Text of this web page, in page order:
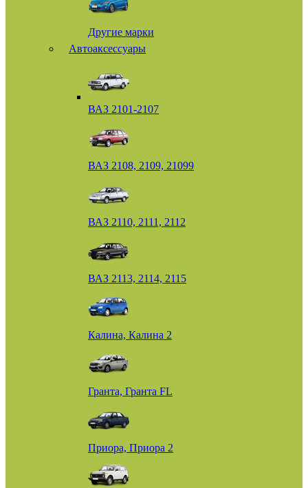
Другие марки
Автоаксессуары
ВАЗ 2101-2107
ВАЗ 2108, 2109, 21099
ВАЗ 2110, 2111, 2112
ВАЗ 2113, 2114, 2115
Калина, Калина 2
Гранта, Гранта FL
Приора, Приора 2